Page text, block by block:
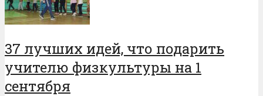
37 лучших идей, что подарить
учителю физкультуры на 1
сентября